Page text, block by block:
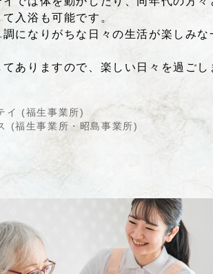
入浴も可能です。
になりがちな日々の生活が楽しみな
ありますので、楽しい日々を過ごし
イ (福生事業所)
(福生事業所・昭島事業所)